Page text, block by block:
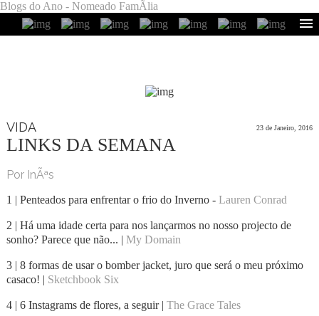
Blogs do Ano - Nomeado FamÃ­lia
VIDA 23 de Janeiro, 2016
LINKS DA SEMANA
Por InÃªs
1 | Penteados para enfrentar o frio do Inverno - Lauren Conrad
2 | Há uma idade certa para nos lançarmos no nosso projecto de
sonho? Parece que não... | My Domain
3 | 8 formas de usar o bomber jacket, juro que será o meu próximo
casaco! | Sketchbook Six
4 | 6 Instagrams de flores, a seguir | The Grace Tales